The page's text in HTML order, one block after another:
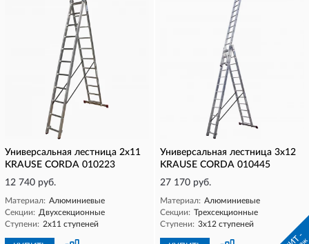
Универсальная лестница 2х11
KRAUSE CORDA 010223
12 740 руб.
Материал: Алюминиевые
Секции: Двухсекционные
Ступени: 2х11 ступеней
Универсальная лестница 3х12
KRAUSE CORDA 010445
27 170 руб.
Материал: Алюминиевые
Секции: Трехсекционные
Ступени: 3х12 ступеней